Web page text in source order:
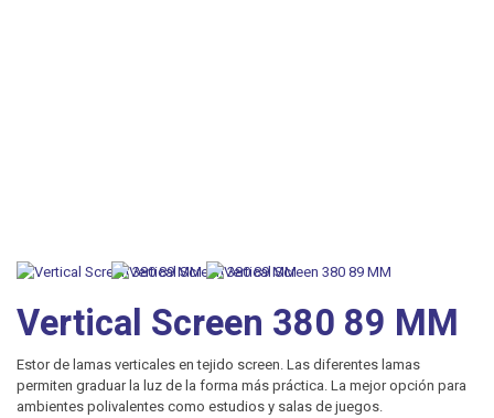
Vertical Screen 380 89 MM
Estor de lamas verticales en tejido screen. Las diferentes lamas
permiten graduar la luz de la forma más práctica. La mejor opción para
ambientes polivalentes como estudios y salas de juegos.